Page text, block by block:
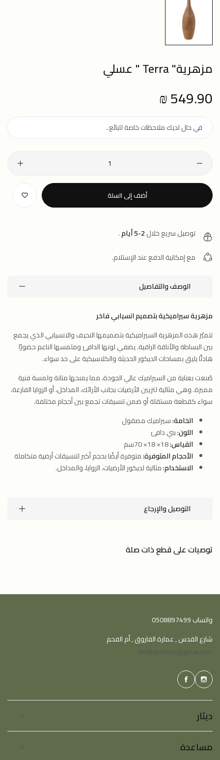
مزهرية" Terra " عسلي
Regular
price
549.90 ₪
أضف إلى السلة
توصيل سريع خلال2-5 أيام
.
مع إمكانية الدفع عند الإستلام.
الوصف والتفاصيل
مزهرية سيراميكية بتصميم انسيابي فاخر
تتميّز هذه المزهرية السيراميكية بتصميمها النحيف والانسيابي الذي يجمع
بين البساطة والأناقة الراقية. يضفي لونها الدافئ وملمسها الناعم حضورًا
هادئًا يليق بمساحات الديكور الحديثة والكلاسيكية على حد سواء.
صُنعت بعناية من السيراميك عالي الجودة، مما يمنحها متانة ولمسة فنية
مميزة. وهي مثالية لتزيين الأرضيات بجانب الأرائك، المداخل، أو الزوايا الفارغة،
سواء كقطعة مستقلة أو ضمن تنسيقات تجمع بين أحجام مختلفة.
الخامة:سيراميك مصقول
اللون:بني دافئ
القياس:
الأحجام المتوفرة:متوفرة أيضًا بحجم أكبر لتنسيقات أرضية متكاملة
الاستخدام:مثالية لديكور الأرضيات، الزوايا، والمداخل.
التوصيل والإرجاع
توصيات على قطع ذات صلة
واتساب 0508897499
شارع القدس , عمارة الفاروق , أم الفحم
ديثار
مساعدة